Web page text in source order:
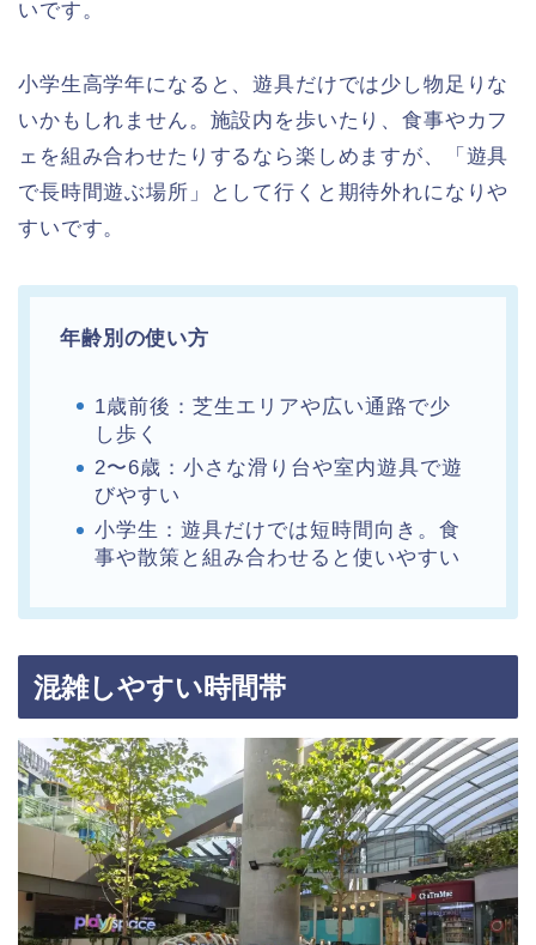
いです。
小学生高学年になると、遊具だけでは少し物足りな
いかもしれません。施設内を歩いたり、食事やカフ
ェを組み合わせたりするなら楽しめますが、「遊具
で長時間遊ぶ場所」として行くと期待外れになりや
すいです。
年齢別の使い方
1歳前後：芝生エリアや広い通路で少
し歩く
2〜6歳：小さな滑り台や室内遊具で遊
びやすい
小学生：遊具だけでは短時間向き。食
事や散策と組み合わせると使いやすい
混雑しやすい時間帯